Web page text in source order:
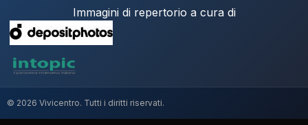
Immagini di repertorio a cura di
© 2026 Vivicentro. Tutti i diritti riservati.